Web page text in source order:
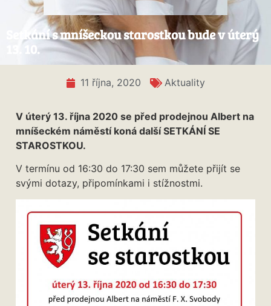
Setkání s mníšeckou starostkou bude v úterý
13. 10.
11 října, 2020 Aktuality
V úterý 13. října 2020 se před prodejnou Albert na
mníšeckém náměstí koná další SETKÁNÍ SE
STAROSTKOU.
V termínu od 16:30 do 17:30 sem můžete přijít se
svými dotazy, připomínkami i stížnostmi.